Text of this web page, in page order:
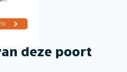
deze poort